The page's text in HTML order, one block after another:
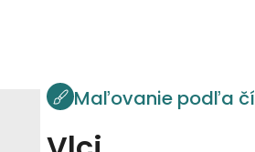
Maľovanie podľa